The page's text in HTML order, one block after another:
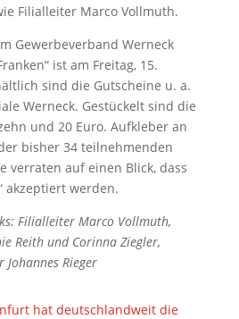
Filialleiter Marco Vollmuth.
Gewerbeverband Werneck
ist am Freitag, 15.
sind die Gutscheine u. a.
Werneck. Gestückelt sind die
und 20 Euro. Aufkleber an
bisher 34 teilnehmenden
verraten auf einen Blick, dass
akzeptiert werden.
Filialleiter Marco Vollmuth,
Reith und Corinna Ziegler,
Johannes Rieger
hat deutschlandweit die